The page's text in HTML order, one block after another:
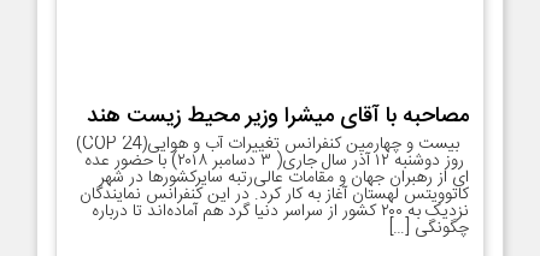
مصاحبه با آقای میشرا وزیر محیط زیست هند
بیست و چهارمین کنفرانس تغییرات آب و هوایی(COP 24)
روز دوشنبه ۱۲ آذر سال جاری( ۳ دسامبر ۲۰۱۸) با حضور عده
ای از رهبران جهان و مقامات عالی‌رتبه سایرکشورها در شهر
کاتوویتس لهستان آغاز به کار کرد. در این کنفرانس نمایندگان
نزدیک به ۲۰۰ کشور از سراسر دنیا گرد هم آماده‌اند تا درباره
چگونگی […]